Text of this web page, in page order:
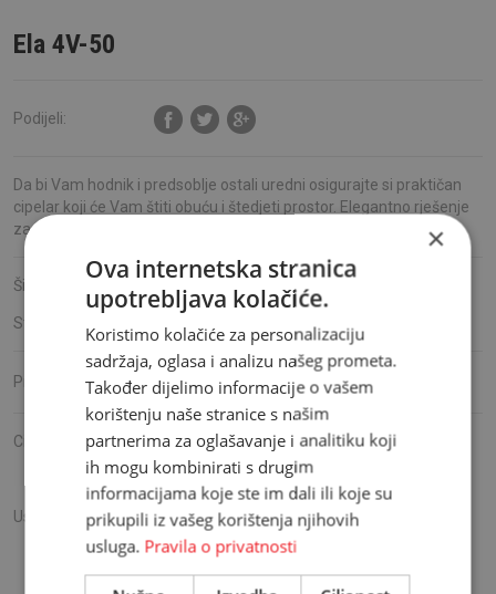
Ela 4V-50
Podijeli:
Da bi Vam hodnik i predsoblje ostali uredni osigurajte si praktičan
cipelar koji će Vam štiti obuću i štedjeti prostor. Elegantno rješenje
za privremeno odlaganje odjeće.
Šifra proizvoda:
Stanje:
Proizvođač: Ambyenta
Cijena: 139,00 KM
Mjesečna rata već od11.58
Usluga montaže: 40,00KM
Želim montažu proizvoda
×
Ova internetska stranica
upotrebljava kolačiće.
Koristimo kolačiće za personalizaciju
sadržaja, oglasa i analizu našeg prometa.
Također dijelimo informacije o vašem
korištenju naše stranice s našim
partnerima za oglašavanje i analitiku koji
ih mogu kombinirati s drugim
informacijama koje ste im dali ili koje su
prikupili iz vašeg korištenja njihovih
usluga. Pravila o privatnosti